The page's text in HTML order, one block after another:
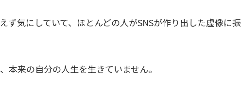
ず気にしていて、ほとんどの人がSNSが作り出した虚像に振
本来の自分の人生を生きていません。